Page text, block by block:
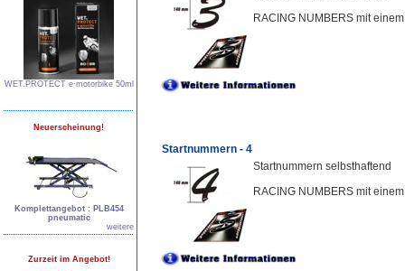
WET.PROTECT e∙motorbike 50ml
Neuerscheinung!
Komplettangebot : PLB454
pneumatic
weitere
Zurzeit im Angebot!
RACING NUMBERS mit
Startnummern - 4
Startnummern selbsthaftend
RACING NUMBERS mit